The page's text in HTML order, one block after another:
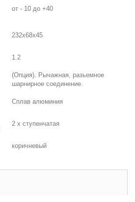
от - 10 до +40
232х68х45
1.2
(Опция). Рычажная, разьемное
шарнирное соединение.
Сплав алюминия
2 х ступенчатая
коричневый